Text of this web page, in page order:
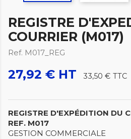
REGISTRE
COURRIER (M017)
Ref. M017_REG
27,92 € HT 33,50 € TTC
REGISTRE D'EXPÉDITION DU
REF. M017
GESTION COMMERCIALE